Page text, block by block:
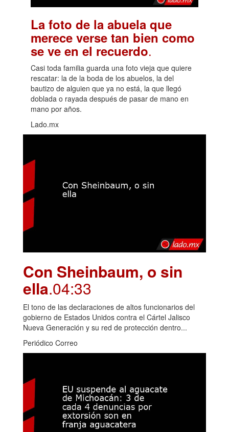
La foto de la abuela que
merece verse tan bien como
se ve en el recuerdo.
Casi toda familia guarda una foto vieja que quiere
rescatar: la de la boda de los abuelos, la del
bautizo de alguien que ya no está, la que llegó
doblada o rayada después de pasar de mano en
mano por años.
Lado.mx
Con Sheinbaum, o sin
ella.04:33
El tono de las declaraciones de altos funcionarios del
gobierno de Estados Unidos contra el Cártel Jalisco
Nueva Generación y su red de protección dentro...
Periódico Correo